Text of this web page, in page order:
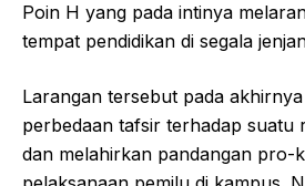
Poin H yang pada intinya
tempat pendidikan di segala
Larangan tersebut pada
perbedaan tafsir terhadap suatu
dan melahirkan pandangan pro-